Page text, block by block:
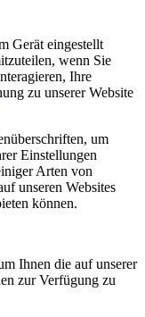
Gerät eingestellt
wenn Sie
Ihre
zu unserer Website
um
Einstellungen
Arten von
unseren Websites
können.
Ihnen die auf unserer
zur Verfügung zu